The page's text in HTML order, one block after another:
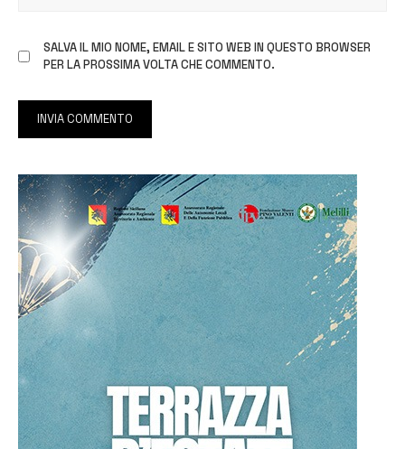
SALVA IL MIO NOME, EMAIL E SITO WEB IN QUESTO BROWSER
PER LA PROSSIMA VOLTA CHE COMMENTO.